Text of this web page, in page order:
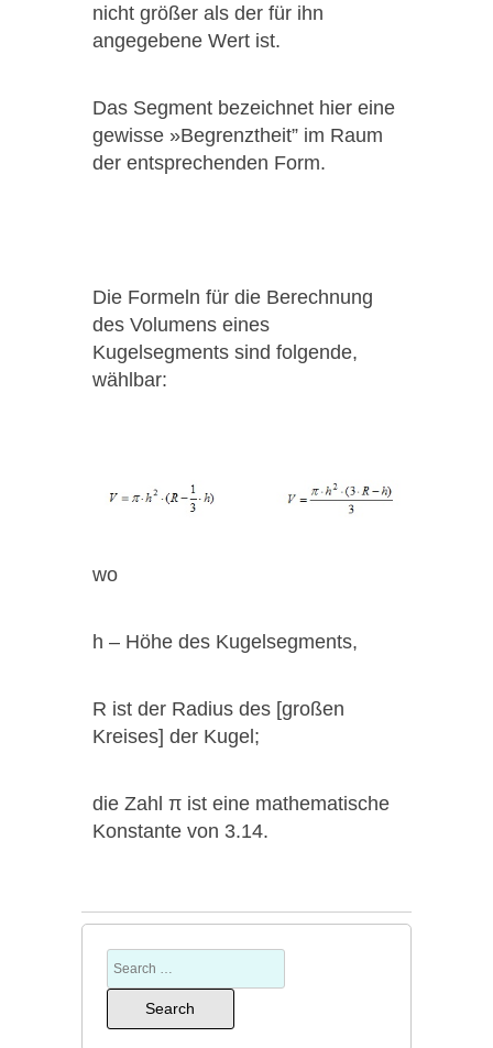
nicht größer als der für ihn
angegebene Wert ist.
Das Segment bezeichnet hier eine
gewisse »Begrenztheit” im Raum
der entsprechenden Form.
Die Formeln für die Berechnung
des Volumens eines
Kugelsegments sind folgende,
wählbar:
wo
h – Höhe des Kugelsegments,
R ist der Radius des [großen
Kreises] der Kugel;
die Zahl π ist eine mathematische
Konstante von 3.14.